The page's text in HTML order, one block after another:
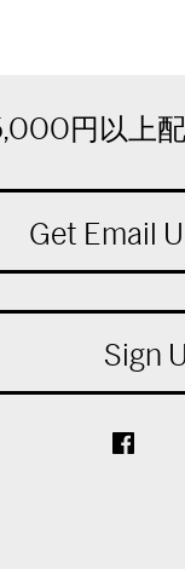
円以上
Get Email
Sign